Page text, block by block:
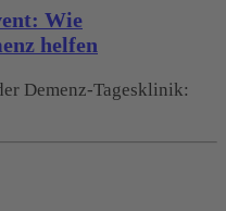
Wie
helfen
Demenz-Tagesklinik: